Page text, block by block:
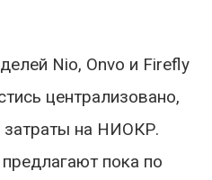
Nio, Onvo и Firefly
централизовано,
затраты на НИОКР.
пока по